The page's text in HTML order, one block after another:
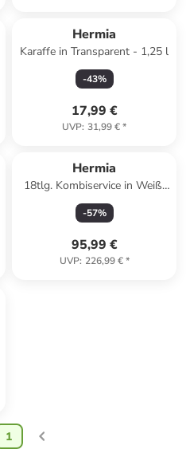
Hermia
Karaffe in Transparent - 1,25 l
-43%
17,99 €
UVP: 31,99 €*
Hermia
18tlg. Kombiservice in Weiß/
Rot
-57%
95,99 €
UVP: 226,99 €*
1